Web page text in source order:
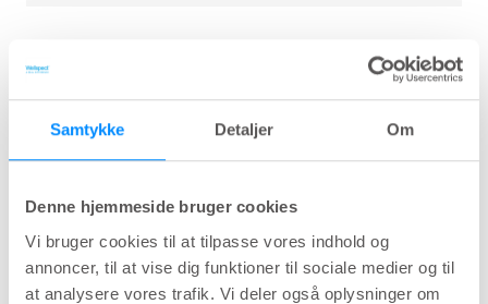
Samtykke Detaljer Om
Denne hjemmeside bruger cookies
Vi bruger cookies til at tilpasse vores indhold og
annoncer, til at vise dig funktioner til sociale medier og til
at analysere vores trafik. Vi deler også oplysninger om
Emner:
Dysfunktion Blære
Webinarer
Undervis